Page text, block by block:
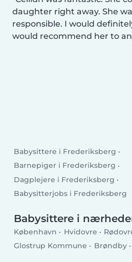
daughter right away. She
responsible. I would
would recommend her to
Babysittere i Frederiksberg
Barnepiger i Frederiksberg
Dagplejere i Frederiksberg
Babysitterjobs i Frederiksberg
Babysittere i
København Hvidovre
Glostrup Kommune
Brøndby